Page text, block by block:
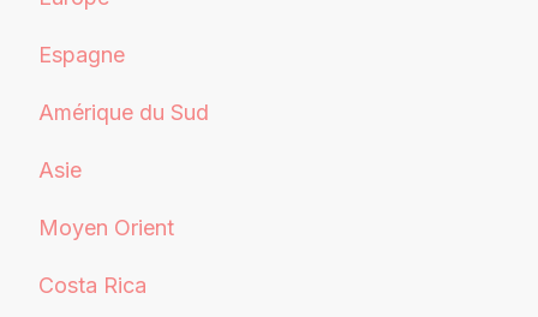
Espagne
Amérique du Sud
Asie
Moyen Orient
Costa Rica